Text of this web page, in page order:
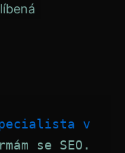
v
se SEO.